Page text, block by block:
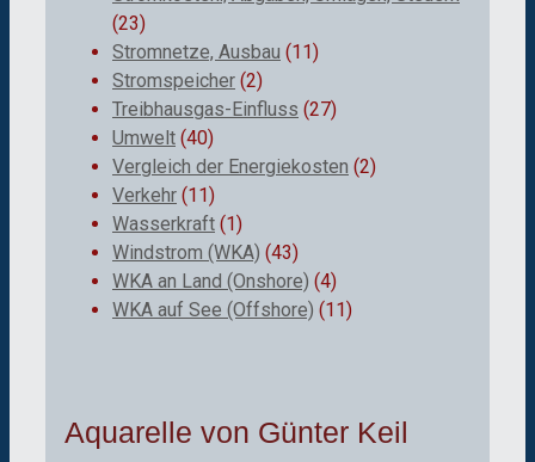
(23)
Stromnetze, Ausbau (11)
Stromspeicher (2)
Treibhausgas-Einfluss (27)
Umwelt (40)
Vergleich der Energiekosten (2)
Verkehr (11)
Wasserkraft (1)
Windstrom (WKA) (43)
WKA an Land (Onshore) (4)
WKA auf See (Offshore) (11)
Aquarelle von Günter Keil